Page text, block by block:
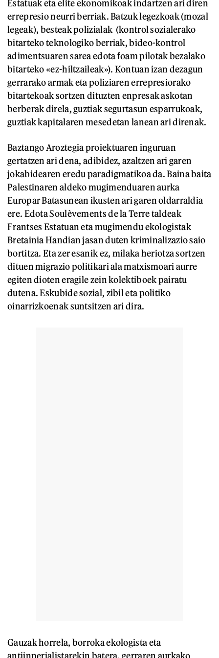
Estatuak eta elite ekonomikoak indartzen ari diren
errepresio neurri berriak. Batzuk legezkoak (mozal
legeak), besteak polizialak (kontrol sozialerako
bitarteko teknologiko berriak, bideo-kontrol
adimentsuaren sarea edota foam pilotak bezalako
bitarteko «ez-hiltzaileak»). Kontuan izan dezagun
gerrarako armak eta poliziaren errepresiorako
bitartekoak sortzen dituzten enpresak askotan
berberak direla, guztiak segurtasun esparrukoak,
guztiak kapitalaren mesedetan lanean ari direnak.
Baztango Aroztegia proiektuaren inguruan
gertatzen ari dena, adibidez, azaltzen ari garen
jokabidearen eredu paradigmatikoa da. Baina baita
Palestinaren aldeko mugimenduaren aurka
Europar Batasunean ikusten ari garen oldarraldia
ere. Edota Soulèvements de la Terre taldeak
Frantses Estatuan eta mugimendu ekologistak
Bretainia Handian jasan duten kriminalizazio saio
bortitza. Eta zer esanik ez, milaka heriotza sortzen
dituen migrazio politikari ala matxismoari aurre
egiten dioten eragile zein kolektiboek pairatu
dutena. Eskubide sozial, zibil eta politiko
oinarrizkoenak suntsitzen ari dira.
Gauzak horrela, borroka ekologista eta
antiinperialistarekin batera, gerraren aurkako